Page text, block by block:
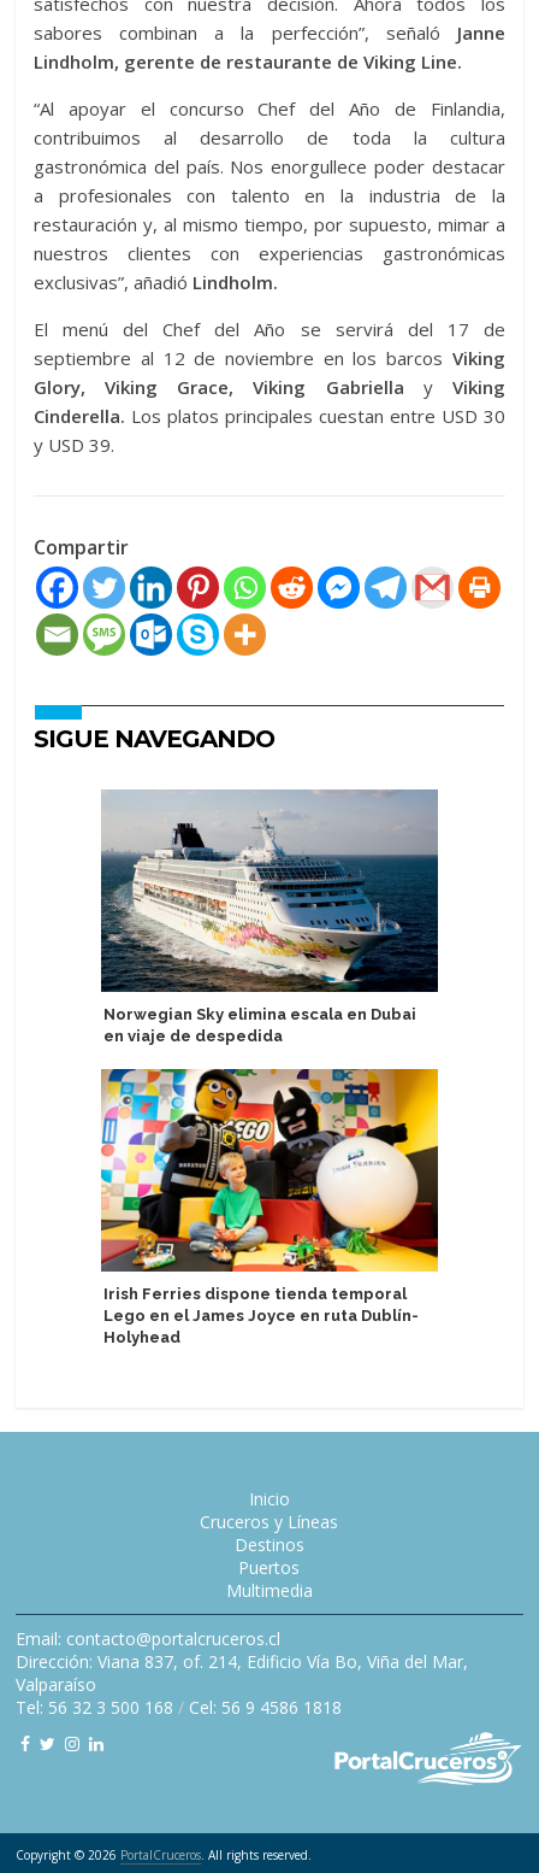
sabores combinan a la perfección”, señaló Janne
Lindholm, gerente de restaurante de Viking Line.
“Al apoyar el concurso Chef del Año de Finlandia,
contribuimos al desarrollo de toda la cultura
gastronómica del país. Nos enorgullece poder destacar
a profesionales con talento en la industria de la
restauración y, al mismo tiempo, por supuesto, mimar a
nuestros clientes con experiencias gastronómicas
exclusivas”, añadió Lindholm.
El menú del Chef del Año se servirá del 17 de
septiembre al 12 de noviembre en los barcos Viking
Glory, Viking Grace, Viking Gabriella yViking
Cinderella. Los platos principales cuestan entre USD 30
y USD 39.
Compartir
SIGUE NAVEGANDO
Norwegian Sky elimina escala en Dubai
en viaje de despedida
Irish Ferries dispone tienda temporal
Lego en el James Joyce en ruta Dublín-
Holyhead
Inicio
Cruceros y Líneas
Destinos
Puertos
Multimedia
Email: contacto@portalcruceros.cl
Dirección: Viana 837, of. 214, Edificio Vía Bo, Viña del Mar,
Valparaíso
Tel: 56 32 3 500 168 / Cel: 56 9 4586 1818
Copyright © 2026 PortalCruceros . All rights reserved.